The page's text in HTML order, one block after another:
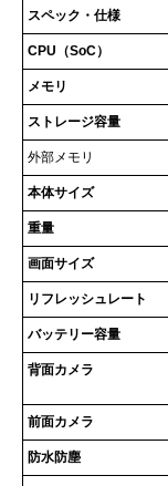
スペック・仕様
CPU（SoC）
メモリ
ストレージ容量
外部メモリ
本体サイズ
重量
画面サイズ
リフレッシュレート
バッテリー容量
背面カメラ
前面カメラ
防水防塵